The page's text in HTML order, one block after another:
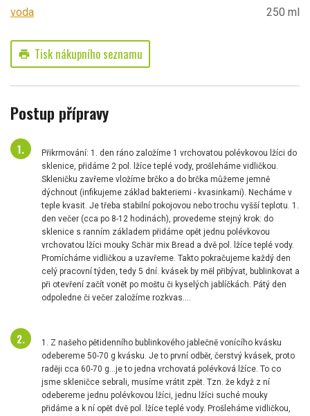
voda
250 ml
print Tisk nákupního seznamu
Postup přípravy
Přikrmování: 1. den ráno založíme 1 vrchovatou polévkovou lžíci do
sklenice, přidáme 2 pol. lžíce teplé vody, prošleháme vidličkou.
Skleničku zavřeme vložíme brčko a do brčka můžeme jemně
dýchnout (infikujeme základ bakteriemi - kvasinkami). Necháme v
teple kvasit. Je třeba stabilní pokojovou nebo trochu vyšší teplotu. 1.
den večer (cca po 8-12 hodinách), provedeme stejný krok: do
sklenice s ranním základem přidáme opět jednu polévkovou
vrchovatou lžíci mouky Schär mix Bread a dvě pol. lžíce teplé vody.
Promícháme vidličkou a uzavřeme. Takto pokračujeme každý den
celý pracovní týden, tedy 5 dní. kvásek by měl přibývat, bublinkovat a
při otevření začít vonět po moštu či kyselých jablíčkách. Pátý den
odpoledne či večer založíme rozkvas....
1. Z našeho pětidenního bublinkového jablečně vonícího kvásku
odebereme 50-70 g kvásku. Je to první odběr, čerstvý kvásek, proto
raději cca 60-70 g...je to jedna vrchovatá polévková lžíce. To co
jsme skleničce sebrali, musíme vrátit zpět. Tzn. že když z ní
odebereme jednu polévkovou lžíci, jednu lžíci suché mouky
přidáme a k ní opět dvě pol. lžíce teplé vody. Prošleháme vidličkou,